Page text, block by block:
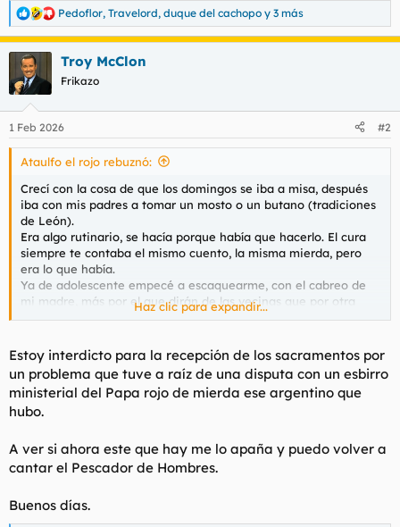
R
e
a
c
i
e
s
Pedoflor, Travelord, duque del cachopo y 3 más
Troy McClon
Frikazo
1 Feb 2026 #2
Ataulfo el rojo rebuznó:
Crecí con la cosa de que los domingos se iba a misa, después
iba con mis padres a tomar un mosto o un butano (tradiciones
de León).
Era algo rutinario, se hacía porque había que hacerlo. El cura
siempre te contaba el mismo cuento, la misma mierda, pero
era lo que había.
Ya de adolescente empecé a escaquearme, con el cabreo de
mi madre, más por el que dirán de las vecinas que por otra
cosa, y hace mil años ya que no piso una iglesia, salvo para
Y vosotros, vais a misa? Santificáis las fiestas?
Creo que a la Iglesia se le está acabando el negocio por estos
lares, aquí ya no les compra la moto ni dios.
Por eso creo que ya casi todos los curas nuevos son negros o
panchitos.
Yo me plantearía volver si se lían a predicar una nueva
Inquisición, o empezar a guerrear contra los moros que nos
invaden. Necesitan un giro emocionante para volver a
Os pone eso de pasar a cuchillo al moro infiel?
Haz clic para expandir...
Estoy interdicto para la recepción de los sacramentos por
un problema que tuve a raíz de una disputa con un esbirro
ministerial del Papa rojo de mierda ese argentino que
hubo.
A ver si ahora este que hay me lo apaña y puedo volver a
cantar el Pescador de Hombres.
Buenos días.